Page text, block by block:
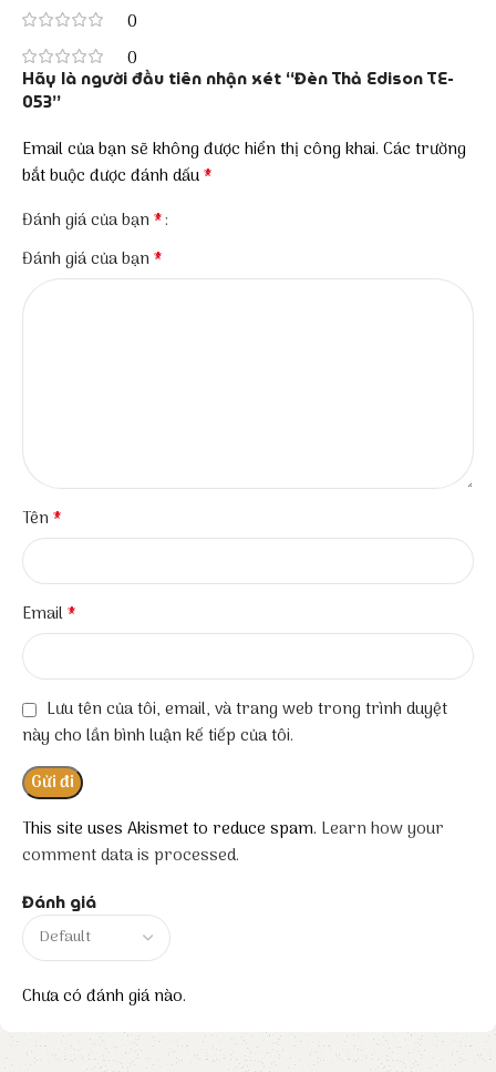
0
0
Đánh giá
Chưa có đánh giá nào.
Hãy là người đầu tiên nhận xét “Đèn Thả Edison TE-
053”
Email của bạn sẽ không được hiển thị công khai. Các trường
bắt buộc được đánh dấu*
Đánh giá của bạn*
Đánh giá của bạn*
Tên*
Email*
Lưu tên của tôi, email, và trang web trong trình duyệt
này cho lần bình luận kế tiếp của tôi.
This site uses Akismet to reduce spam. Learn how your
comment data is processed.